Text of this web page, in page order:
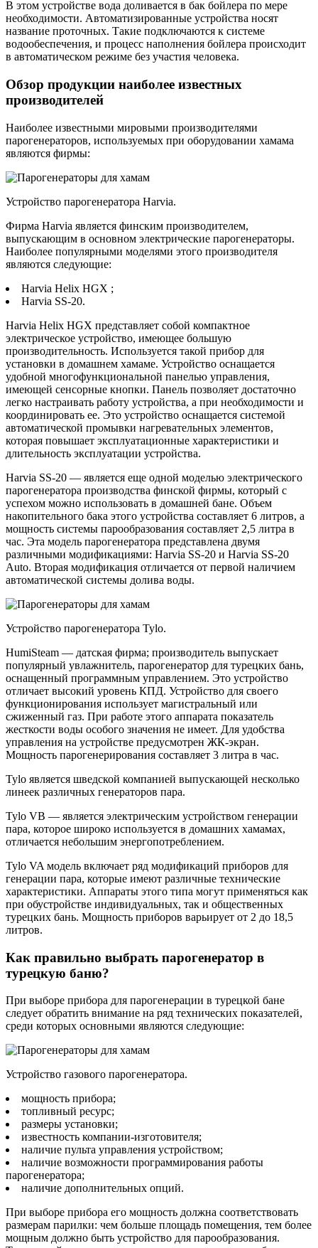
В этом устройстве вода доливается в бак бойлера по мере
необходимости. Автоматизированные устройства носят
название проточных. Такие подключаются к системе
водообеспечения, и процесс наполнения бойлера происходит
в автоматическом режиме без участия человека.
Обзор продукции наиболее известных
производителей
Наиболее известными мировыми производителями
парогенераторов, используемых при оборудовании хамама
являются фирмы:
Устройство парогенератора Harvia.
Фирма Harvia является финским производителем,
выпускающим в основном электрические парогенераторы.
Наиболее популярными моделями этого производителя
являются следующие:
Harvia Helix HGX ;
Harvia SS-20.
Harvia Helix HGX представляет собой компактное
электрическое устройство, имеющее большую
производительность. Используется такой прибор для
установки в домашнем хамаме. Устройство оснащается
удобной многофункциональной панелью управления,
имеющей сенсорные кнопки. Панель позволяет достаточно
легко настраивать работу устройства, а при необходимости и
координировать ее. Это устройство оснащается системой
автоматической промывки нагревательных элементов,
которая повышает эксплуатационные характеристики и
длительность эксплуатации устройства.
Harvia SS-20 — является еще одной моделью электрического
парогенератора производства финской фирмы, который с
успехом можно использовать в домашней бане. Объем
накопительного бака этого устройства составляет 6 литров, а
мощность системы парообразования составляет 2,5 литра в
час. Эта модель парогенератора представлена двумя
различными модификациями: Harvia SS-20 и Harvia SS-20
Auto. Вторая модификация отличается от первой наличием
автоматической системы долива воды.
Устройство парогенератора Tylo.
HumiSteam — датская фирма; производитель выпускает
популярный увлажнитель, парогенератор для турецких бань,
оснащенный программным управлением. Это устройство
отличает высокий уровень КПД. Устройство для своего
функционирования использует магистральный или
сжиженный газ. При работе этого аппарата показатель
жесткости воды особого значения не имеет. Для удобства
управления на устройстве предусмотрен ЖК-экран.
Мощность парогенерирования составляет 3 литра в час.
Tylo является шведской компанией выпускающей несколько
линеек различных генераторов пара.
Tylo VB — является электрическим устройством генерации
пара, которое широко используется в домашних хамамах,
отличается небольшим энергопотреблением.
Tylo VA модель включает ряд модификаций приборов для
генерации пара, которые имеют различные технические
характеристики. Аппараты этого типа могут применяться как
при обустройстве индивидуальных, так и общественных
турецких бань. Мощность приборов варьирует от 2 до 18,5
литров.
Как правильно выбрать парогенератор в
турецкую баню?
При выборе прибора для парогенерации в турецкой бане
следует обратить внимание на ряд технических показателей,
среди которых основными являются следующие:
Устройство газового парогенератора.
мощность прибора;
топливный ресурс;
размеры установки;
известность компании-изготовителя;
наличие пульта управления устройством;
наличие возможности программирования работы
парогенератора;
наличие дополнительных опций.
При выборе прибора его мощность должна соответствовать
размерам парилки: чем больше площадь помещения, тем более
мощным должно быть устройство для парообразования.